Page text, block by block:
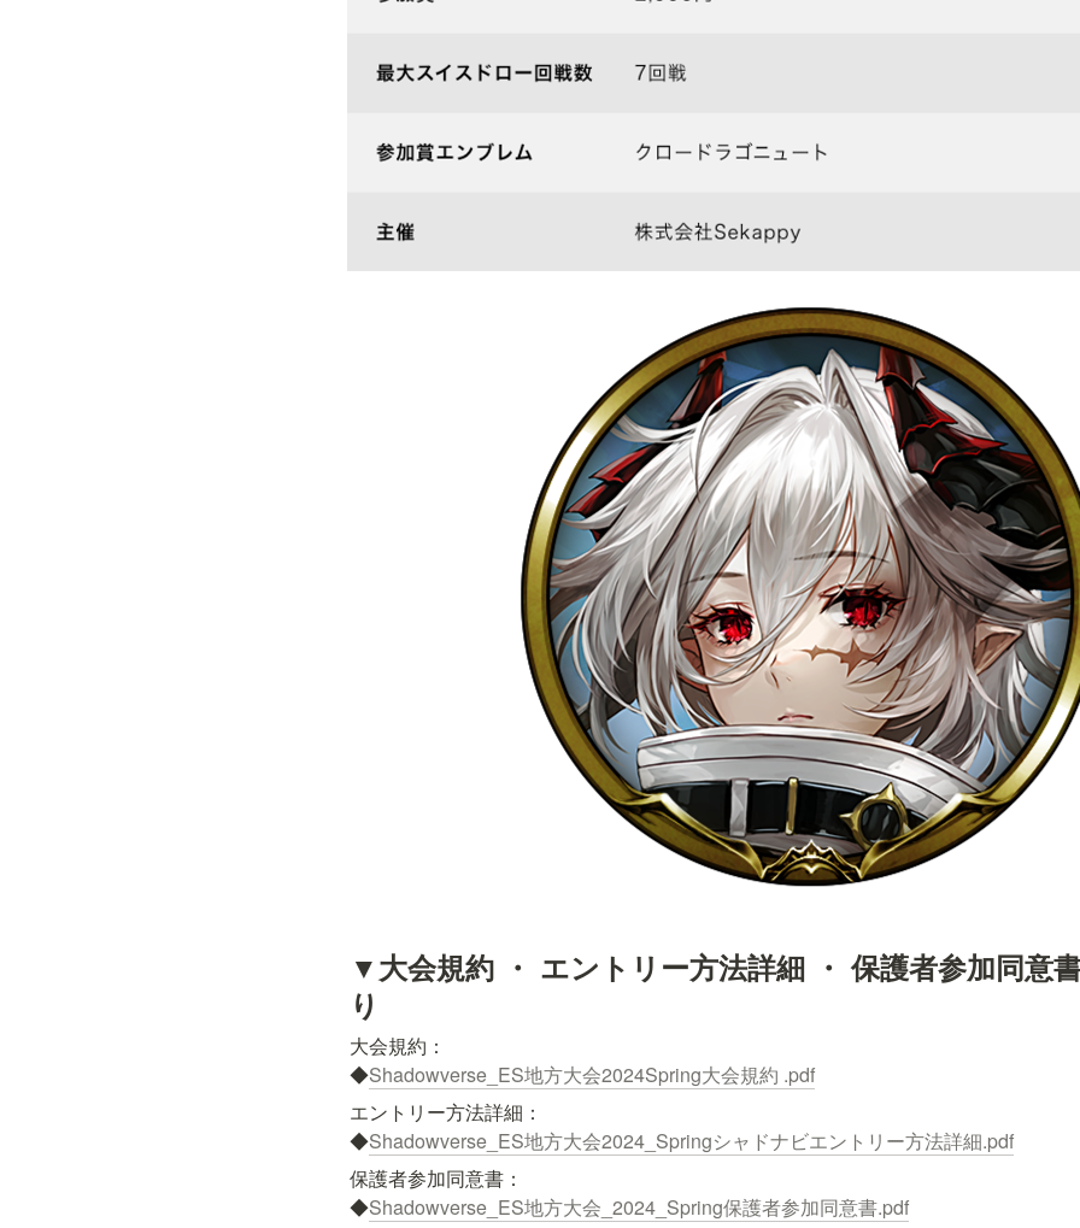
▼大会規約 ・ エントリー方法詳細 ・ 保護者参加同意
り
大会規約：
◆Shadowverse_ES地方大会2024Spring大会規約 .pdf
エントリー方法詳細：
◆Shadowverse_ES地方大会2024_Springシャドナビエントリー方法詳細.pdf
保護者参加同意書：
◆Shadowverse_ES地方大会_2024_Spring保護者参加同意書.pdf